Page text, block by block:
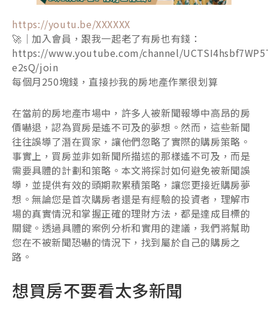
https://youtu.be/XXXXXX
🚀｜加入會員，跟我一起老了有房也有錢：
https://www.youtube.com/channel/
e2sQ/join
每個月250塊錢，直接抄我的房地產作業很划算
在當前的房地產市場中，許多人被新聞報導中高昂的房
價嚇退，認為買房是遙不可及的夢想。然而，這些新聞
往往誤導了潛在買家，讓他們忽略了實際的購房策略。
事實上，買房並非如新聞所描述的那樣遙不可及，而是
需要具體的計劃和策略。本文將探討如何避免被新聞誤
導，並提供有效的頭期款累積策略，讓您更接近購房夢
想。無論您是首次購房者還是有經驗的投資者，理解市
場的真實情況和掌握正確的理財方法，都是達成目標的
關鍵。透過具體的案例分析和實用的建議，我們將幫助
您在不被新聞恐嚇的情況下，找到屬於自己的購房之
路。
想買房不要看太多新聞